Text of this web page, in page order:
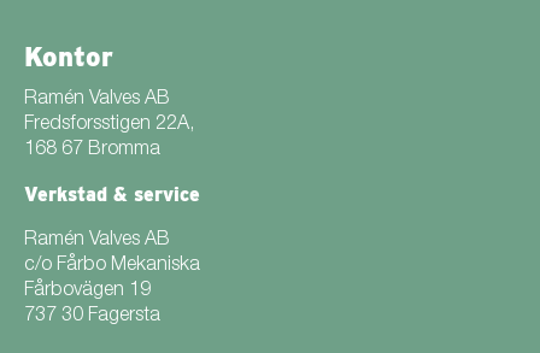
Kontor
Ramén Valves AB
Fredsforsstigen 22A,
168 67 Bromma
Verkstad & service
Ramén Valves AB
c/o Fårbo Mekaniska
Fårbovägen 19
737 30 Fagersta